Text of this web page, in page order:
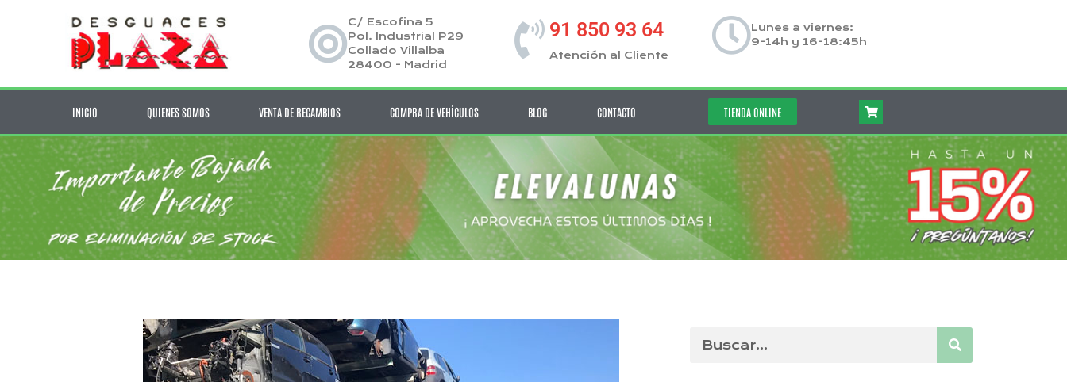
C/ Escofina 5
Pol. Industrial P29
Collado Villalba
28400 - Madrid
91 850 93 64
Atención al Cliente
Lunes a viernes:
9-14h y 16-18:45h
INICIO QUIENES SOMOS VENTA DE RECAMBIOS COMPRA DE VEHÍCULOS BLOG CONTACTO TIENDA ONLINE